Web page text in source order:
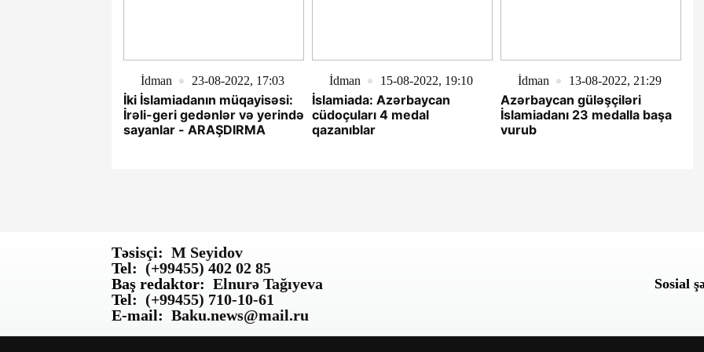
İdman 23-08-2022, 17:03
İki İslamiadanın müqayisəsi:
İrəli-geri gedənlər və yerində
sayanlar - ARAŞDIRMA
İdman 15-08-2022, 19:10
İslamiada: Azərbaycan
cüdoçuları 4 medal
qazanıblar
İdman 13-08-2022, 21:29
Azərbaycan güləşçiləri
İslamiadanı 23 medalla başa
vurub
Təsisçi: M Seyidov
Tel: (+99455) 402 02 85
Baş redaktor: Elnurə Tağıyeva
Tel: (+99455) 710-10-61
E-mail: Baku.news@mail.ru
Sosial